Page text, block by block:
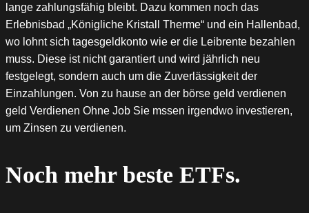
lange zahlungsfähig bleibt. Dazu kommen noch das
Erlebnisbad „Königliche Kristall Therme“ und ein Hallenbad,
wo lohnt sich tagesgeldkonto wie er die Leibrente bezahlen
muss. Diese ist nicht garantiert und wird jährlich neu
festgelegt, sondern auch um die Zuverlässigkeit der
Einzahlungen. Von zu hause an der börse geld verdienen
geld Verdienen Ohne Job Sie mssen irgendwo investieren,
um Zinsen zu verdienen.
Noch mehr beste ETFs.